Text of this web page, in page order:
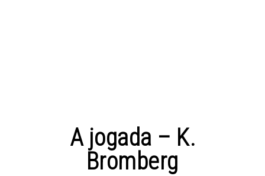
A jogada – K.
Bromberg